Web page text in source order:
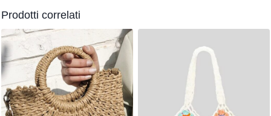
Prodotti correlati